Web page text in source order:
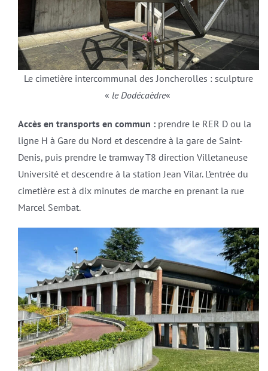
Le cimetière intercommunal des Joncherolles : sculpture
« le Dodécaèdre«
Accès en transports en commun :prendre le RER D ou la
ligne H à Gare du Nord et descendre à la gare de Saint-
Denis, puis prendre le tramway T8 direction Villetaneuse
Université et descendre à la station Jean Vilar. L’entrée du
cimetière est à dix minutes de marche en prenant la rue
Marcel Sembat.